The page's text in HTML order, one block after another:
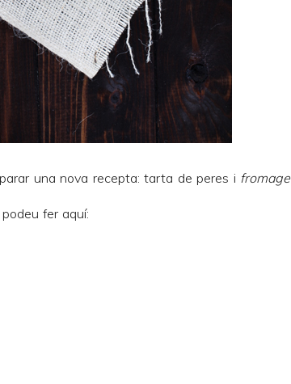
una nova recepta: tarta de peres i fromage
fer aquí: